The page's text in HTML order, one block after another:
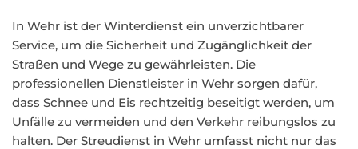
In Wehr ist der Winterdienst ein unverzichtbarer
Service, um die Sicherheit und Zugänglichkeit der
Straßen und Wege zu gewährleisten. Die
professionellen Dienstleister in Wehr sorgen dafür,
dass Schnee und Eis rechtzeitig beseitigt werden, um
Unfälle zu vermeiden und den Verkehr reibungslos zu
halten. Der Streudienst in Wehr umfasst nicht nur das